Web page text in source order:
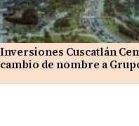
Inversiones Cuscatlán
cambio de nombre a